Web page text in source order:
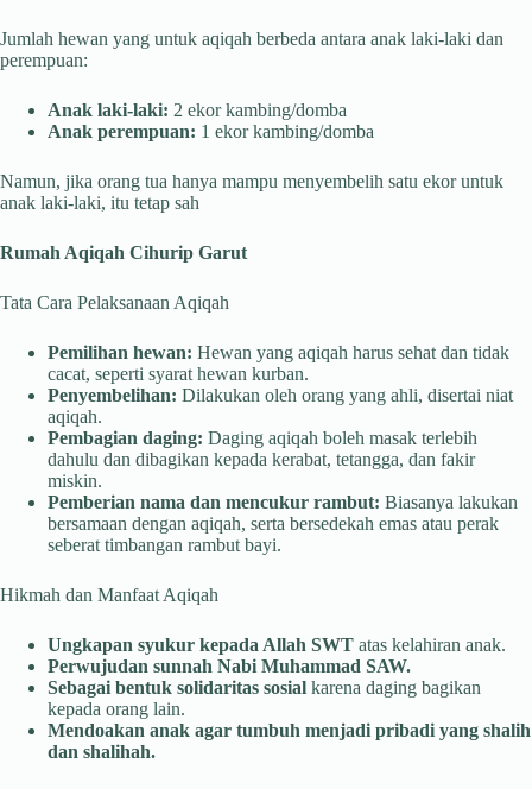
Jumlah hewan yang untuk aqiqah berbeda antara anak laki-laki dan
perempuan:
Anak laki-laki: 2 ekor kambing/domba
Anak perempuan: 1 ekor kambing/domba
Namun, jika orang tua hanya mampu menyembelih satu ekor untuk
anak laki-laki, itu tetap sah
Rumah Aqiqah Cihurip Garut
Tata Cara Pelaksanaan Aqiqah
Pemilihan hewan: Hewan yang aqiqah harus sehat dan tidak
cacat, seperti syarat hewan kurban.
Penyembelihan: Dilakukan oleh orang yang ahli, disertai niat
aqiqah.
Pembagian daging: Daging aqiqah boleh masak terlebih
dahulu dan dibagikan kepada kerabat, tetangga, dan fakir
miskin.
Pemberian nama dan mencukur rambut: Biasanya lakukan
bersamaan dengan aqiqah, serta bersedekah emas atau perak
seberat timbangan rambut bayi.
Hikmah dan Manfaat Aqiqah
Ungkapan syukur kepada Allah SWT atas kelahiran anak.
Perwujudan sunnah Nabi Muhammad SAW.
Sebagai bentuk solidaritas sosial karena daging bagikan
kepada orang lain.
Mendoakan anak agar tumbuh menjadi pribadi yang shalih
dan shalihah.